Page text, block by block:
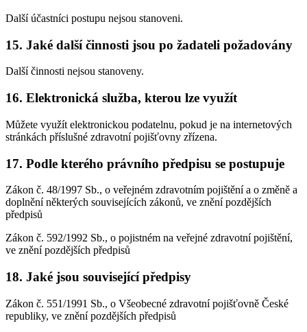
Další účastníci postupu nejsou stanoveni.
15. Jaké další činnosti jsou po žadateli požadovány
Další činnosti nejsou stanoveny.
16. Elektronická služba, kterou lze využít
Můžete využít elektronickou podatelnu, pokud je na internetových
stránkách příslušné zdravotní pojišťovny zřízena.
17. Podle kterého právního předpisu se postupuje
Zákon č. 48/1997 Sb., o veřejném zdravotním pojištění a o změně a
doplnění některých souvisejících zákonů, ve znění pozdějších
předpisů
Zákon č. 592/1992 Sb., o pojistném na veřejné zdravotní pojištění,
ve znění pozdějších předpisů
18. Jaké jsou související předpisy
Zákon č. 551/1991 Sb., o Všeobecné zdravotní pojišťovně České
republiky, ve znění pozdějších předpisů